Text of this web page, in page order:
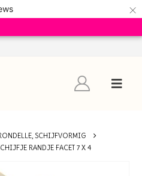
×
SCHIJFVORMIG
RANDJE FACET 7 X 4